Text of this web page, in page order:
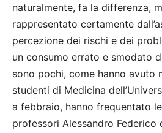
naturalmente, fa la differenza,
rappresentato certamente
percezione dei rischi e dei
un consumo errato e smodato
sono pochi, come hanno avuto
studenti di Medicina
a febbraio, hanno frequentato
professori Alessandro Federico